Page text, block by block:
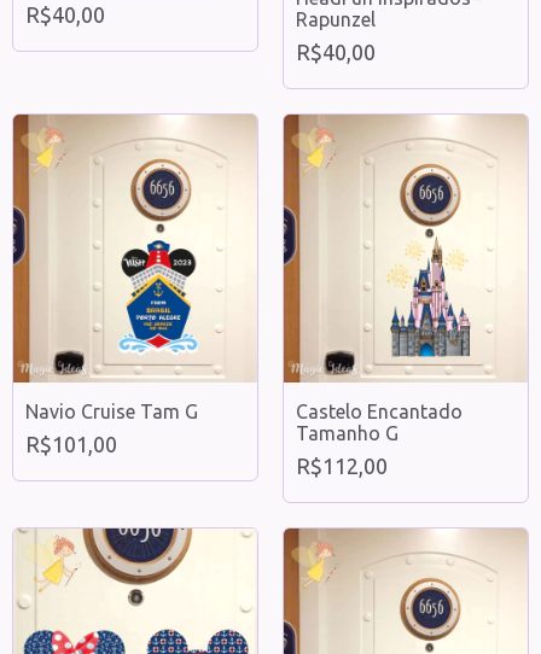
Magic Ideas
R$40,00
Rapunzel
R$40,00
Navio Cruise Tam G
R$101,00
Castelo Encantado
Tamanho G
R$112,00